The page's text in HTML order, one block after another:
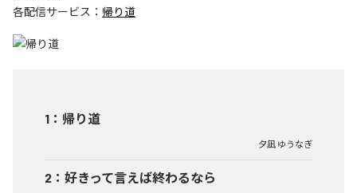
各配信サービス： 帰り道
1 ： 帰り道
夕凪 ゆうなぎ
2 ： 好きって言えば終わるなら